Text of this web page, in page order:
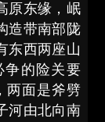
原东缘，岷
造带南部陇
东西两座山
争的险关要
两面是斧劈
河由北向南